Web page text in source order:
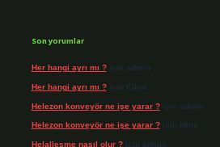
Son yorumlar
Her hangi ayrı mı ?için admin
Her hangi ayrı mı ?için Cihat
Helezon konveyör ne işe yarar ?için admin
Helezon konveyör ne işe yarar ?için Mine
Helalleşme nasıl olur ?için admin